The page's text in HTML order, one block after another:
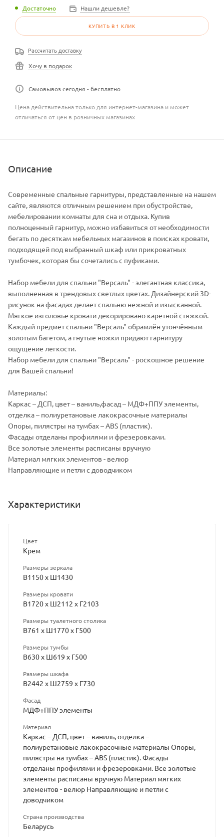
Достаточно Нашли дешевле?
КУПИТЬ В 1 КЛИК
Рассчитать доставку
Хочу в подарок
Самовывоз сегодня - бесплатно
Цена действительна только для интернет-магазина и может
отличаться от цен в розничных магазинах
Описание
Современные спальные гарнитуры, представленные на нашем
сайте, являются отличным решением при обустройстве,
мебелировании комнаты для сна и отдыха. Купив
полноценный гарнитур, можно избавиться от необходимости
бегать по десяткам мебельных магазинов в поисках кровати,
подходящей под выбранный шкаф или прикроватных
тумбочек, которая бы сочетались с пуфиками.
Набор мебели для спальни "Версаль" - элегантная классика,
выполненная в трендовых светлых цветах. Дизайнерский 3D-
рисунок на фасадах делает спальню нежной и изысканной.
Мягкое изголовье кровати декорировано каретной стяжкой.
Каждый предмет спальни "Версаль" обрамлён утончённым
золотым багетом, а гнутые ножки придают гарнитуру
ощущение легкости.
Набор мебели для спальни "Версаль" - роскошное решение
для Вашей спальни!
Материалы:
Каркас – ДСП, цвет – ваниль,фасад – МДФ+ППУ элементы,
отделка – полиуретановые лакокрасочные материалы
Опоры, пилястры на тумбах – ABS (пластик).
Фасады отделаны профилями и фрезеровками.
Все золотые элементы расписаны вручную
Материал мягких элементов - велюр
Направляющие и петли с доводчиком
Характеристики
Цвет
Крем
Размеры зеркала
В1150 x Ш1430
Размеры кровати
В1720 x Ш2112 x Г2103
Размеры туалетного столика
В761 x Ш1770 x Г500
Размеры тумбы
В630 x Ш619 x Г500
Размеры шкафа
В2442 x Ш2759 x Г730
Фасад
МДФ+ППУ элементы
Материал
Каркас – ДСП, цвет – ваниль, отделка –
полиуретановые лакокрасочные материалы Опоры,
пилястры на тумбах – ABS (пластик). Фасады
отделаны профилями и фрезеровками. Все золотые
элементы расписаны вручную Материал мягких
элементов - велюр Направляющие и петли с
доводчиком
Страна производства
Беларусь